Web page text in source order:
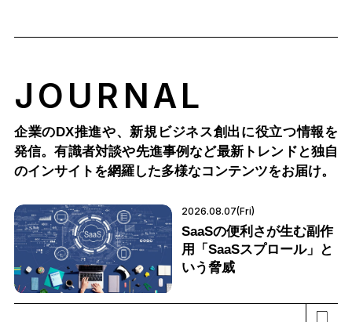
JOURNAL
企業のDX推進や、新規ビジネス創出に役立つ情報を
発信。有識者対談や先進事例など最新トレンドと独自
のインサイトを網羅した多様なコンテンツをお届け。
2026.08.07(Fri)
SaaSの便利さが生む副作
用「SaaSスプロール」と
いう脅威